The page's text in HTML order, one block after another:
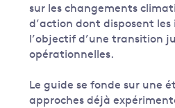
sur les changements
d’action dont disposent les
l’objectif d’une transition
opérationnelles.
Le guide se fonde sur une
approches déjà